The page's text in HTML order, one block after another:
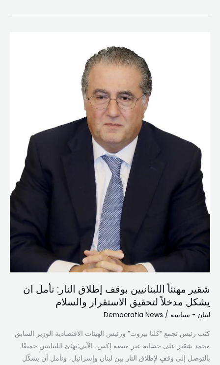
شقير مهنئاً اللبنانيين بوقف إطلاق النار: نأمل ان
يشكل مدخلاً لتحقيق الاستقرار والسلام
لبنان - سياسة /
Democratia News
كتب رئيس تجمع “كلنا بيروت” ورئيس الهيئات الاقتصادية الوزير السابق
محمد شقير على حسابه عبر منصة إكس، الآتي:نهنّئ اللبنانيين جميعًا
بالتوصل إلى وقفٍ لإطلاق النار بين لبنان وإسرائيل، ونأمل أن يشكّل
مدخلاً
لتحقيق
الاستقرار
والسلام